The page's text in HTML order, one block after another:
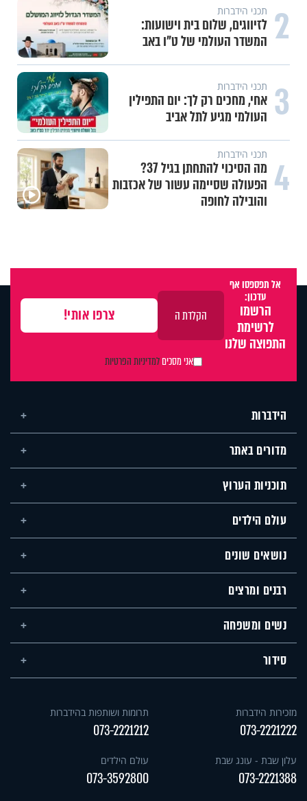
2 תכני הידברות
לזיווגים, שלום בית וישועות:
המשדר העולמי של ט"ו באב
3 תכני הידברות
אחי, מחכים רק לך: יום התפילין
העולמי מגיע לתל אביב
4 תכני הידברות
מה הסיכוי להתחתן בגיל 37?
הפעולה שסיימה עשור של אכזבות
והובילה לחופה
אל תפספסו אף
עדכון:
הרשמו
לרשימת
התפוצה שלנו
אני מסכיםלמדיניות הפרטיות
הידברות
מדורים באתר
תוכניות הערוץ
עולם הילדים
נושאים שונים
רבנים ומרצים
נשים ומשפחה
סידור
מזכירות הידברות
073-2221222
תרומות ושותפות בהידברות
073-2221212
עלון שבת - עונג שבת
073-2221388
עולם הילדים
073-3592800